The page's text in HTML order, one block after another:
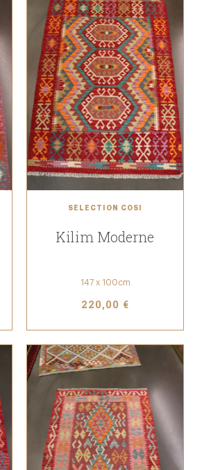
SÉLECTION COSI
Kilim Moderne
147 x 100cm
220,00 €